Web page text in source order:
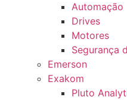
Automação
Drives
Motores
Segurança
Emerson
Exakom
Pluto